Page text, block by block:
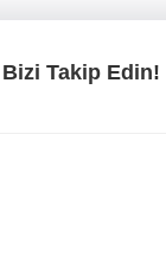
Bizi Takip Edin!